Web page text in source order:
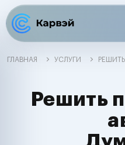
ГЛАВНАЯ УСЛУГИ
Решить